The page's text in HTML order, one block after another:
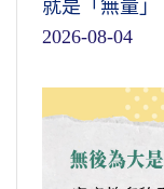
就是「無量
2026-08-04